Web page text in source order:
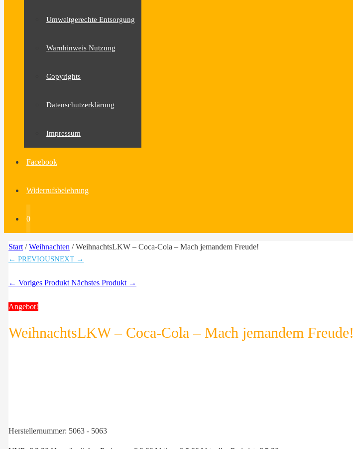
Umweltgerechte Entsorgung
Warnhinweis Nutzung
Copyrights
Datenschutzerklärung
Impressum
Facebook
Widerrufsbelehrung
0
Start /Weihnachten / WeihnachtsLKW – Coca-Cola – Mach jemandem Freude!
← PREVIOUSNEXT →
← Voriges Produkt Nächstes Produkt →
Angebot!
WeihnachtsLKW – Coca-Cola – Mach jemandem Freude!
Herstellernummer: 5063 - 5063